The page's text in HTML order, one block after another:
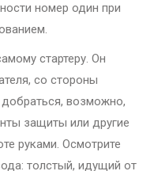
номер один при
стартеру. Он
со стороны
возможно,
защиты или другие
руками. Осмотрите
толстый, идущий от